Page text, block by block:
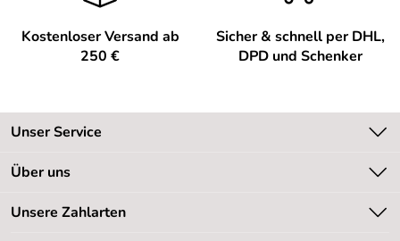
Kostenloser Versand ab
250 €
Sicher & schnell per DHL,
DPD und Schenker
Unser Service
Kontakt
Newsletter
Über uns
Unsere Bestseller
Unsere Zahlarten